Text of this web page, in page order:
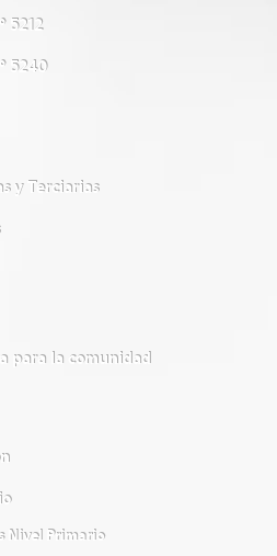
5212
5240
y Terciarias
para la comunidad
Nivel Primario